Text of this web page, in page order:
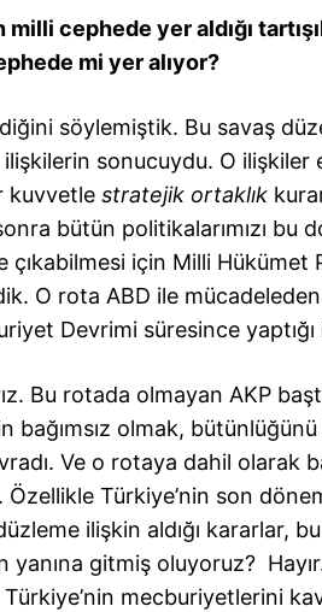
cephede yer aldığı
mi yer alıyor?
söylemiştik. Bu savaş
ilişkilerin sonucuydu. O
kuvvetle stratejik ortaklık
bütün politikalarımızı
için Milli Hükümet
O rota ABD ile mücadeleden
Devrimi süresince
Bu rotada olmayan AKP
bağımsız olmak,
Ve o rotaya dahil olarak
Özellikle Türkiye’nin son
ilişkin aldığı kararlar,
yanına gitmiş oluyoruz?
Türkiye’nin mecburiyetlerini